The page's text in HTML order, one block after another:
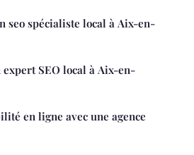
seo spécialiste local à Aix-en-
expert SEO local à Aix-en-
en ligne avec une agence